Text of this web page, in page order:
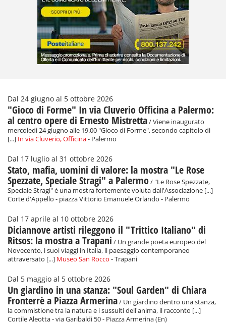
Dal 24 giugno al 5 ottobre 2026
"Gioco di Forme" In via Cluverio Officina a Palermo:
al centro opere di Ernesto Mistretta/ Viene inaugurato
mercoledì 24 giugno alle 19.00 "Gioco di Forme", secondo capitolo di
[...] In via Cluverio, Officina- Palermo
Dal 17 luglio al 31 ottobre 2026
Stato, mafia, uomini di valore: la mostra "Le Rose
Spezzate, Speciale Stragi" a Palermo/ "Le Rose Spezzate,
Speciale Stragi" è una mostra fortemente voluta dall'Associazione [...]
Corte d'Appello - piazza Vittorio Emanuele Orlando - Palermo
Dal 17 aprile al 10 ottobre 2026
Diciannove artisti rileggono il "Trittico Italiano" di
Ritsos: la mostra a Trapani / Un grande poeta europeo del
Novecento, i suoi viaggi in Italia, il paesaggio contemporaneo
attraversato [...] Museo San Rocco - Trapani
Dal 5 maggio al 5 ottobre 2026
Un giardino in una stanza: "Soul Garden" di Chiara
Fronterrè a Piazza Armerina/ Un giardino dentro una stanza,
la commistione tra la natura e i sussulti dell'anima, il racconto [...]
Cortile Aleotta - via Garibaldi 50 - Piazza Armerina (En)